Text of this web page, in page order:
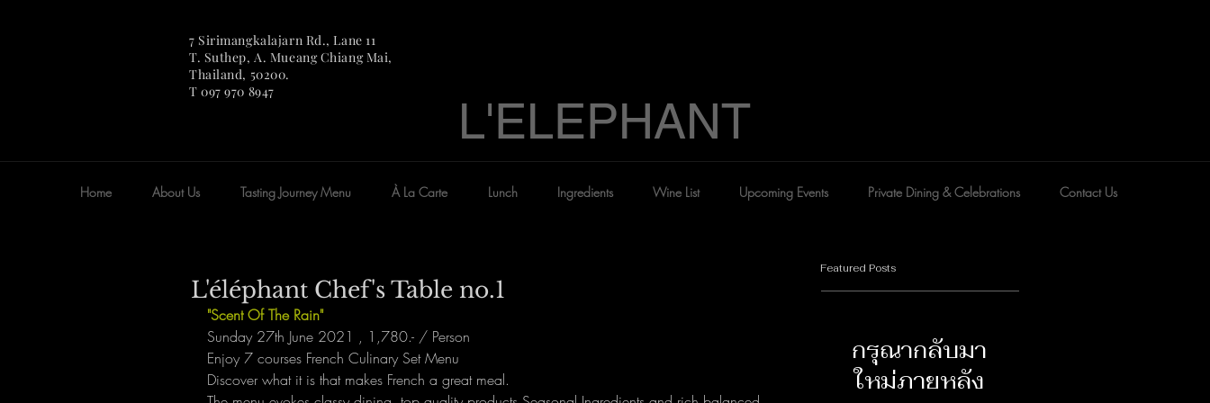
7 Sirimangkalajarn Rd., Lane 11
T. Suthep, A. Mueang Chiang Mai,
Thailand, 50200.
T 097 970 8947
L'ELEPHANT
Home About Us Tasting Journey Menu À La Carte Lunch Ingredients Wine List Upcoming Events Private Dining & Celebrations Contact Us
L'éléphant Chef's Table no.1
"Scent Of The Rain"
Sunday 27th June 2021 , 1,780.- / Person
Enjoy 7 courses French Culinary Set Menu
Discover what it is that makes French a great meal.
Featured Posts
กรุณากลับมา
ใหม่ภายหลัง